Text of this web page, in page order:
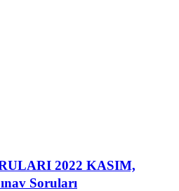
2022 KASIM,
Soruları